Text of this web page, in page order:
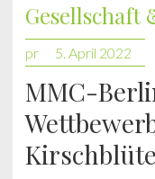
Gesellschaft
pr 5. April 2022
MMC-